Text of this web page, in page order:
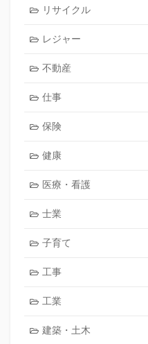
リサイクル
レジャー
不動産
仕事
保険
健康
医療・看護
士業
子育て
工事
工業
建築・土木